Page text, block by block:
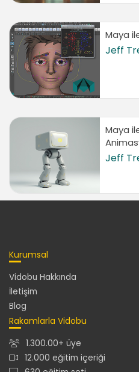
Maya
Jeff
Maya
Jeff
Kurumsal
Vidobu Hakkında
İletişim
Blog
Rakamlarla Vidobu
1.300.00+ üye
12.000 eğitim içeriği